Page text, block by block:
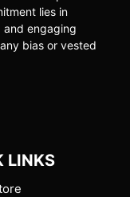
lies in
engaging
bias or vested
LINKS